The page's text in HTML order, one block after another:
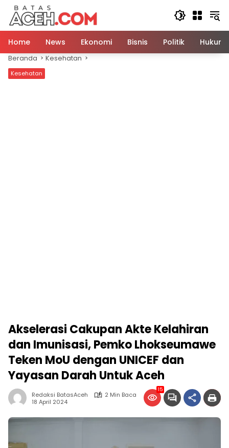
Langsung
konten
Home
News Ekonomi Bisnis Politik Hukum
Beranda Kesehatan
Kesehatan
Akselerasi Cakupan Akte Kelahiran
dan Imunisasi, Pemko Lhokseumawe
Teken MoU dengan UNICEF dan
Yayasan Darah Untuk Aceh
Redaksi BatasAceh
2 Min Baca
18 April 2024
15